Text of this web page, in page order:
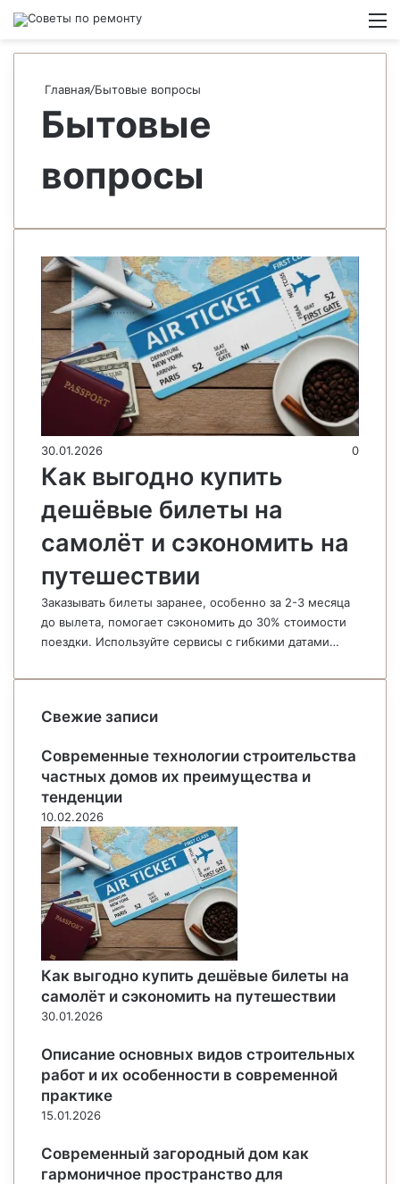
Главная/Бытовые вопросы
Бытовые
вопросы
30.01.2026 0
Как выгодно купить
дешёвые билеты на
самолёт и сэкономить на
путешествии
Заказывать билеты заранее, особенно за 2-3 месяца
до вылета, помогает сэкономить до 30% стоимости
поездки. Используйте сервисы с гибкими датами…
Свежие записи
Современные технологии строительства
частных домов их преимущества и
тенденции
10.02.2026
Как выгодно купить дешёвые билеты на
самолёт и сэкономить на путешествии
30.01.2026
Описание основных видов строительных
работ и их особенности в современной
практике
15.01.2026
Современный загородный дом как
гармоничное пространство для